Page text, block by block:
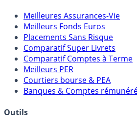
Comparatifs
Meilleures Assurances-Vie
Meilleurs Fonds Euros
Placements Sans Risque
Comparatif Super Livrets
Comparatif Comptes à Terme
Meilleurs PER
Banques & Comptes rémunérés